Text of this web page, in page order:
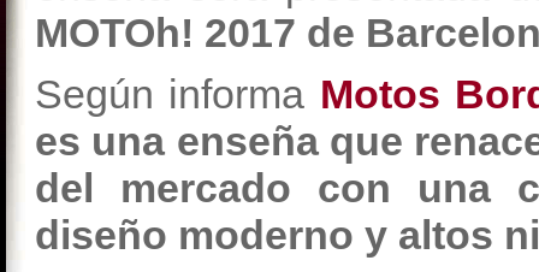
MOTOh! 2017 de
Según informa Motos
es una enseña que
del mercado con una
diseño moderno y altos